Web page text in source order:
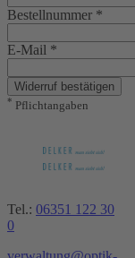
Bestellnummer *
E-Mail *
Widerruf bestätigen
* Pflichtangaben
Tel.: 06351 122 30
0